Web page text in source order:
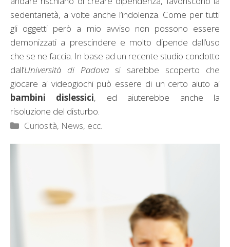
sedentarietà, a volte anche l’indolenza. Come per tutti
gli oggetti però a mio avviso non possono essere
demonizzati a prescindere e molto dipende dall’uso
che se ne faccia. In base ad un recente studio condotto
dall’Università di Padova si sarebbe scoperto che
giocare ai videogiochi può essere di un certo aiuto ai
bambini dislessici, ed aiuterebbe anche la
risoluzione del disturbo.
Categorie
Curiosità, News, ecc.